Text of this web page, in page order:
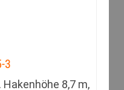
3
8,7 m,